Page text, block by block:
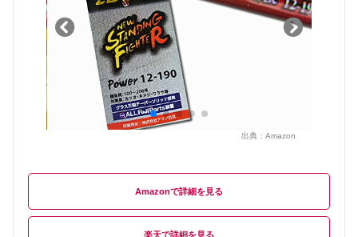
出典： Amazon
Amazon
楽天